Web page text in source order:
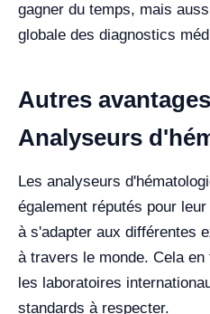
gagner du temps, mais
globale des diagnostics
Autres
Analyseurs
Les analyseurs
également réputés pour
à s'adapter aux différentes
à travers le monde. Cela
les laboratoires
standards à respecter.